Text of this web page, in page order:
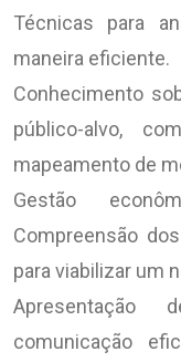
Técnicas para
maneira eficiente.
Conhecimento
público-alvo,
mapeamento de
Gestão
Compreensão
para viabilizar um
Apresentação
comunicação